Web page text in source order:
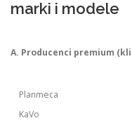
marki i modele
A. Producenci premium
Planmeca
KaVo